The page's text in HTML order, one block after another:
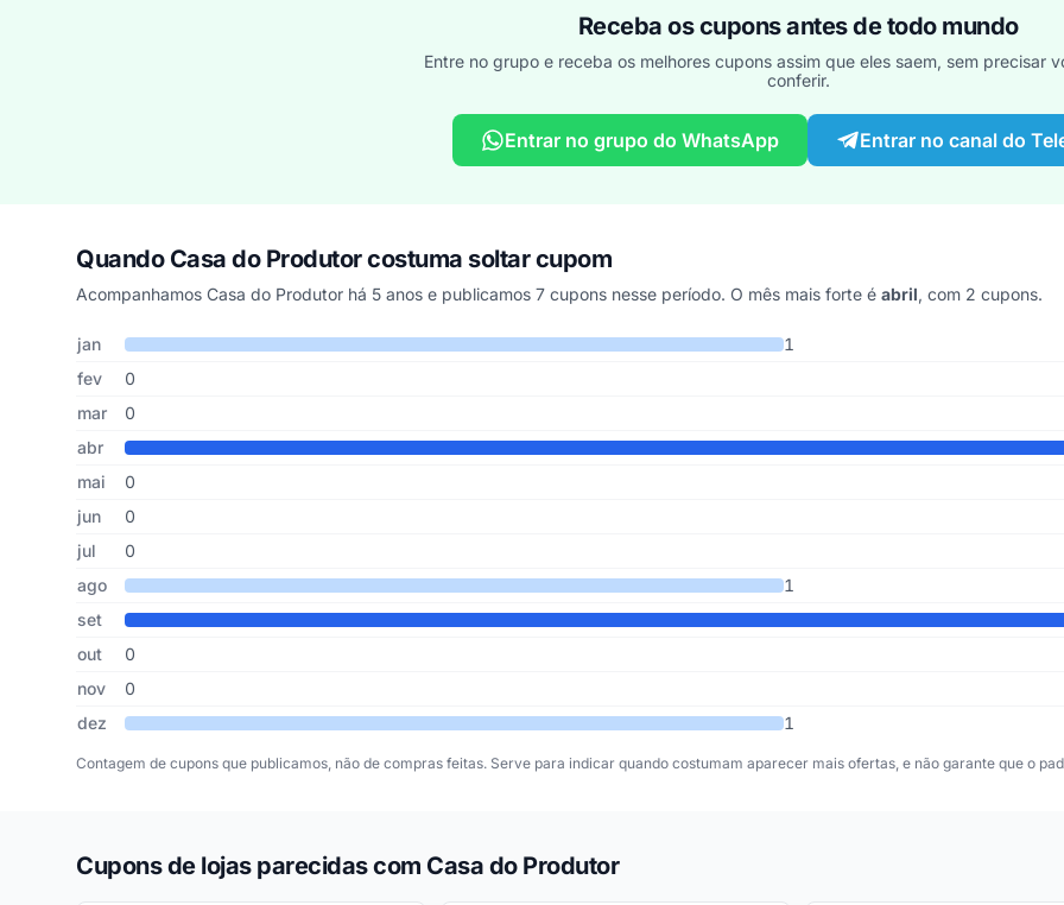
Receba os cupons antes de todo mundo
Entre no grupo e receba os melhores cupons assim que eles saem, sem precisar
conferir.
Entrar no grupo do WhatsApp Entrar no canal do
Quando Casa do Produtor costuma soltar cupom
Acompanhamos Casa do Produtor há 5 anos e publicamos 7 cupons nesse período. O mês mais forte é abril, com 2 cupons.
Cupons de Casa do Produtor publicados por mês, somando os últimos 5 anos
Mês Cupons publicadosDesconto médio
jan
1
fev
0
mar
0
abr
mai
0
jun
0
jul
0
ago
1
set
out
0
nov
0
dez
1
Contagem de cupons que publicamos, não de compras feitas. Serve para indicar quando costumam aparecer mais ofertas, e não garante que o
Cupons de lojas parecidas com Casa do Produtor